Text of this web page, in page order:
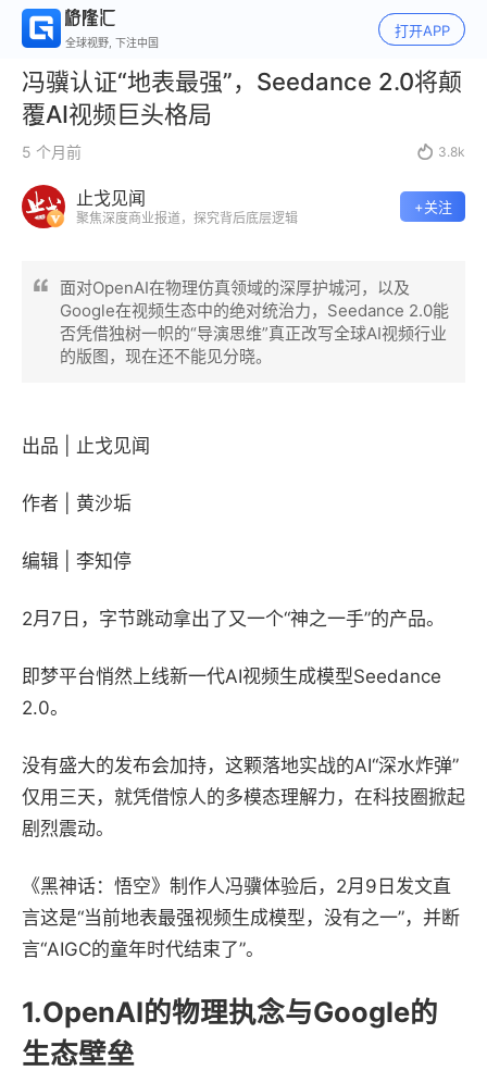
全球视野, 下注中国
打开APP
冯骥认证“地表最强”，Seedance 2.0将颠
覆AI视频巨头格局
5 个月前  3.8k
止戈见闻
聚焦深度商业报道，探究背后底层逻辑
+关注
面对OpenAI在物理仿真领域的深厚护城河，以及
Google在视频生态中的绝对统治力，Seedance 2.0能
否凭借独树一帜的“导演思维”真正改写全球AI视频行业
的版图，现在还不能见分晓。
出品 | 止戈见闻
作者 | 黄沙垢
编辑 | 李知停
2月7日，字节跳动拿出了又一个“神之一手”的产品。
即梦平台悄然上线新一代AI视频生成模型Seedance
2.0。
没有盛大的发布会加持，这颗落地实战的AI“深水炸弹”
仅用三天，就凭借惊人的多模态理解力，在科技圈掀起
剧烈震动。
《黑神话：悟空》制作人冯骥体验后，2月9日发文直
言这是“当前地表最强视频生成模型，没有之一”，并断
言“AIGC的童年时代结束了”。
1.OpenAI的物理执念与Google的
生态壁垒